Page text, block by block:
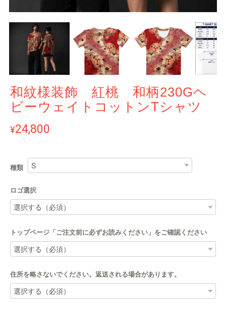
和紋様装飾 紅桃 和柄230Gヘ
ビーウェイトコットンTシャツ
¥24,800
種類
ロゴ選択
トップページ「ご注文前に必ずお読みください」をご確認ください
住所を略さないでください。返送される場合があります。